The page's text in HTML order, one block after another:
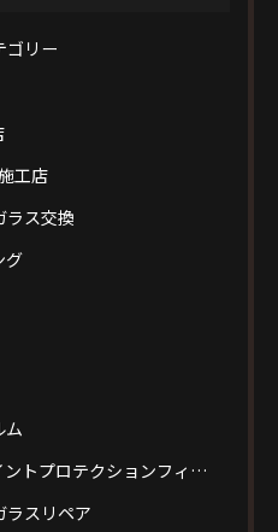
ゴリー
工店
ラス交換
グ
ム
トプロテクションフィルム）
ラスリペア